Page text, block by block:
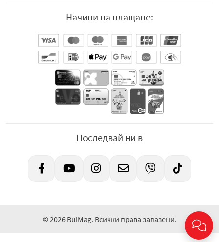
Начини на плащане:
Последвай ни в
© 2026 BulMag. Всички права запазени.